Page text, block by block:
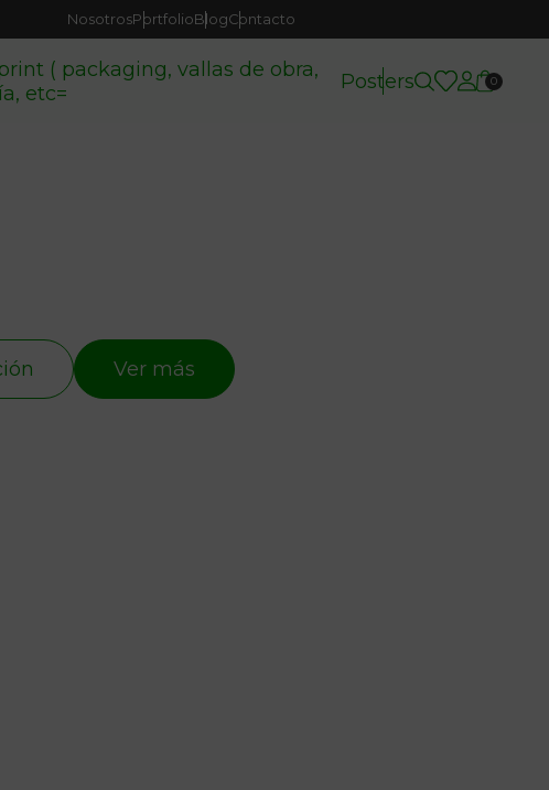
NosotrosPortfolioBlogContacto
( packaging, vallas de obra,
etc=
Posters 0
Ver más